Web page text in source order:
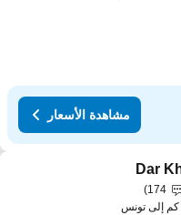
مشاهدة الأسعار
Add to
Dar
174